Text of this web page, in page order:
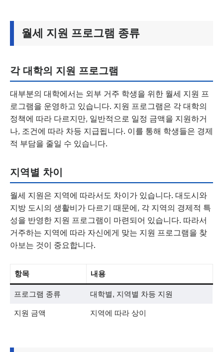
월세 지원 프로그램 종류
각 대학의 지원 프로그램
대부분의 대학에서는 외부 거주 학생을 위한 월세 지원 프
로그램을 운영하고 있습니다. 지원 프로그램은 각 대학의
정책에 따라 다르지만, 일반적으로 일정 금액을 지원하거
나, 조건에 따라 차등 지급됩니다. 이를 통해 학생들은 경제
적 부담을 줄일 수 있습니다.
지역별 차이
월세 지원은 지역에 따라서도 차이가 있습니다. 대도시와
지방 도시의 생활비가 다르기 때문에, 각 지역의 경제적 특
성을 반영한 지원 프로그램이 마련되어 있습니다. 따라서
거주하는 지역에 따라 자신에게 맞는 지원 프로그램을 찾
아보는 것이 중요합니다.
항목 내용
프로그램 종류 대학별, 지역별 차등 지원
지원 금액 지역에 따라 상이